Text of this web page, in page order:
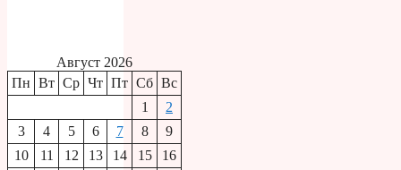
Август 2026
Пн Вт Ср Чт Пт Сб Вс
1
2
3
4 5 6 7 8
9
10
11 12 13 14 15
16